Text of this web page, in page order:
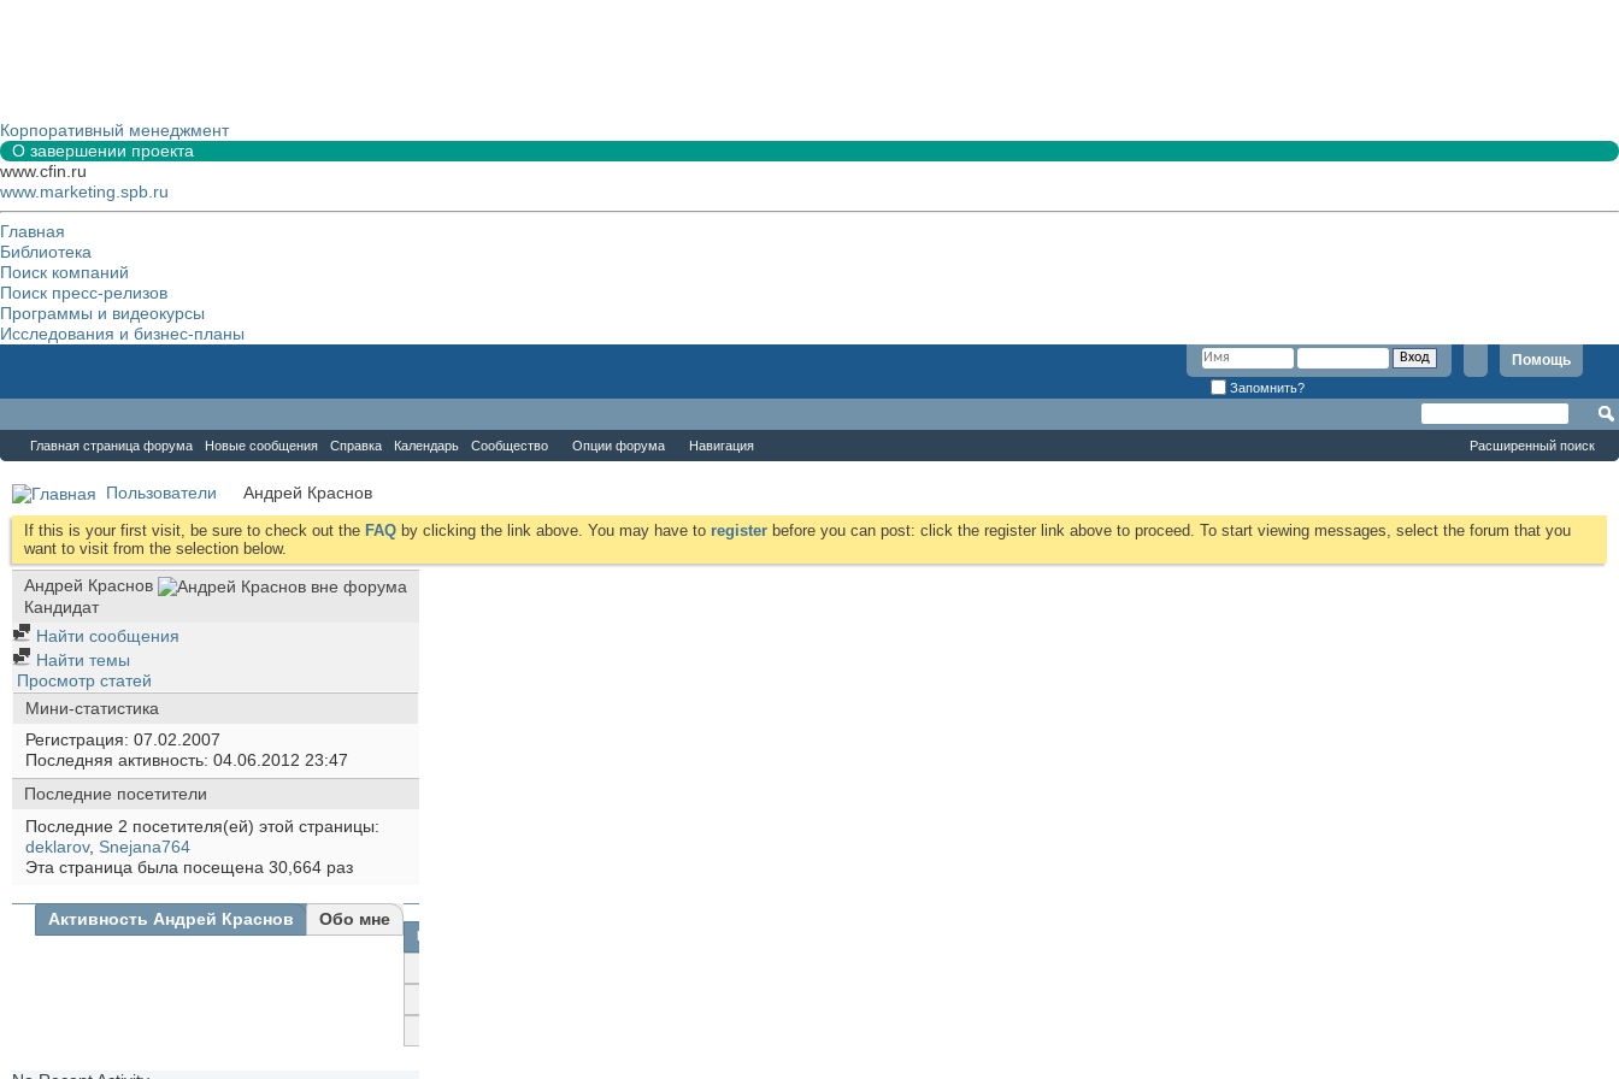
Корпоративный менеджмент
О завершении проекта
www.cfin.ru
www.marketing.spb.ru
Главная
Библиотека
Поиск компаний
Поиск пресс-релизов
Программы и видеокурсы
Исследования и бизнес-планы
Помощь
Запомнить?
Главная страница форума Новые сообщения Справка Календарь Сообщество Опции форума Навигация Расширенный поиск
Пользователи Андрей Краснов
If this is your first visit, be sure to check out the FAQ by clicking the link above. You may have to register before you can post: click the register link above to proceed. To start viewing messages, select the forum that you
want to visit from the selection below.
Андрей Краснов
Кандидат
Найти сообщения
Найти темы
Просмотр статей
Мини-статистика
Регистрация 07.02.2007
Последняя активность 04.06.2012 23:47
Последние посетители
Последние 2 посетителя(ей) этой страницы:
deklarov, Snejana764
Эта страница была посещена 30,664 раз
Активность Андрей Краснов Обо мне
Все